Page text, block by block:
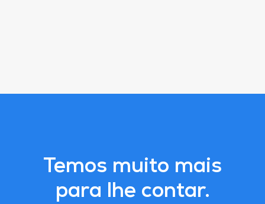
Temos muito mais
para lhe contar.